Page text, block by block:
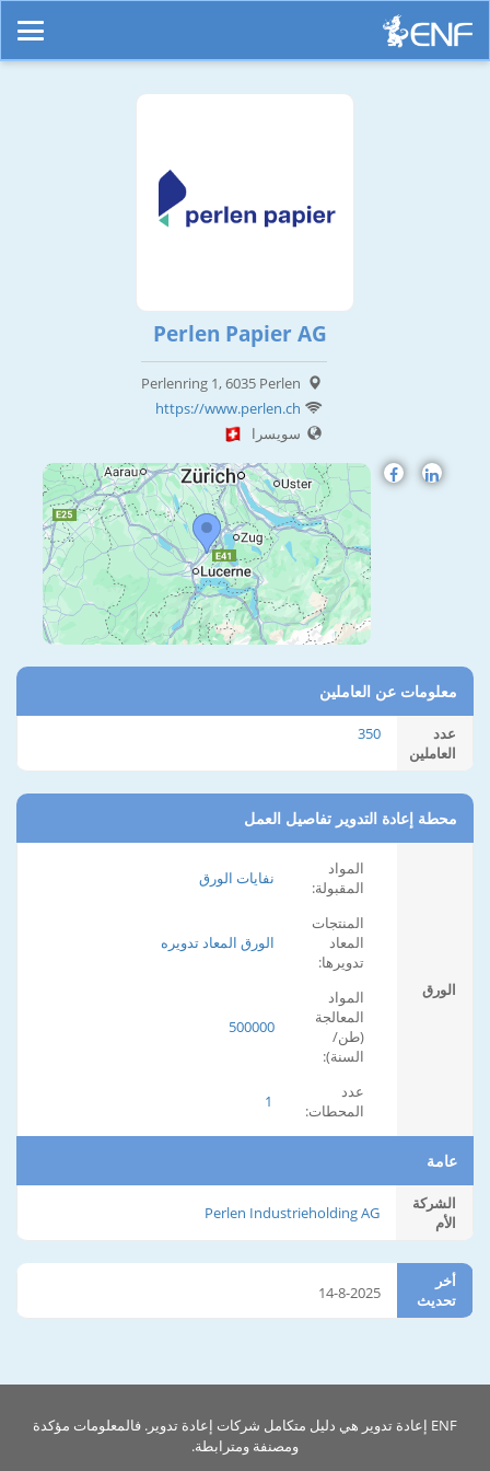
Perlen Papier AG
Perlenring 1, 6035 Perlen
https://www.perlen.ch
سويسرا
معلومات عن العاملين
عدد
العاملين
350
محطة إعادة التدوير تفاصيل العمل
الورق
المواد
المقبولة:
نفايات الورق
المنتجات
المعاد
تدويرها:
الورق المعاد تدويره
المواد
المعالجة
(طن/
السنة):
500000
عدد
المحطات:
1
عامة
الشركة
الأم
Perlen Industrieholding AG
أخر
تحديث
14-8-2025
ENF إعادة تدوير هي دليل متكامل شركات إعادة تدوير. فالمعلومات مؤكدة
ومصنفة ومترابطة.